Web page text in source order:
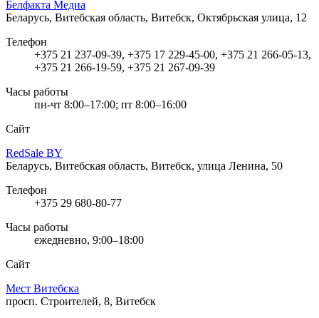
Белфакта Медиа
Беларусь, Витебская область, Витебск, Октябрьская улица, 12
Телефон
+375 21 237-09-39, +375 17 229-45-00, +375 21 266-05-13,
+375 21 266-19-59, +375 21 267-09-39
Часы работы
пн-чт 8:00–17:00; пт 8:00–16:00
Сайт
RedSale BY
Беларусь, Витебская область, Витебск, улица Ленина, 50
Телефон
+375 29 680-80-77
Часы работы
ежедневно, 9:00–18:00
Сайт
Мест Витебска
просп. Строителей, 8, Витебск